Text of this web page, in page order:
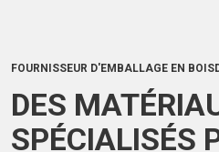
FOURNISSEUR D'EMBALLAGE EN
DES
SPÉCIALISÉS